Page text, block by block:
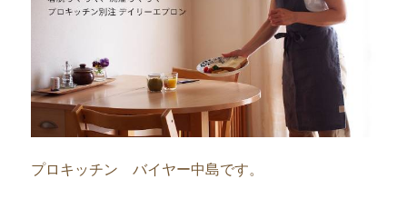
プロキッチン バイヤー中島です。